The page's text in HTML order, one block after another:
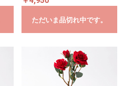
ただいま品切れ中です。